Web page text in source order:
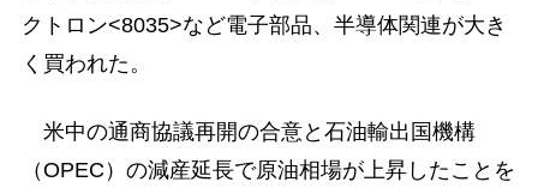
クトロン<8035>など電子部品、半導体関連が大き
く買われた。
米中の通商協議再開の合意と石油輸出国機構
（OPEC）の減産延長で原油相場が上昇したことを